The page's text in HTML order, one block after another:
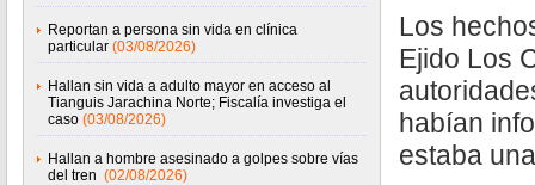
Reportan a persona sin vida en clínica
particular (03/08/2026)
Hallan sin vida a adulto mayor en acceso al
Tianguis Jarachina Norte; Fiscalía investiga el
caso (03/08/2026)
Hallan a hombre asesinado a golpes sobre vías
del tren (02/08/2026)
Los
Ejido Los
habían
estaba